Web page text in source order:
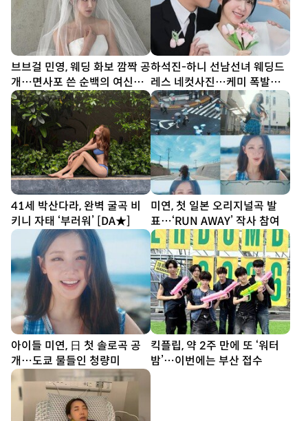
브브걸 민영, 웨딩 화보 깜짝 공
개…면사포 쓴 순백의 여신
[DA★]
하석진-하니 선남선녀 웨딩드
레스 네컷사진…케미 폭발
[DA★]
41세 박산다라, 완벽 굴곡 비
키니 자태 ‘부러워’ [DA★]
미연, 첫 일본 오리지널곡 발
표…‘RUN AWAY’ 작사 참여
아이들 미연, 日 첫 솔로곡 공
개…도쿄 물들인 청량미
킥플립, 약 2주 만에 또 ‘워터
밤’…이번에는 부산 접수